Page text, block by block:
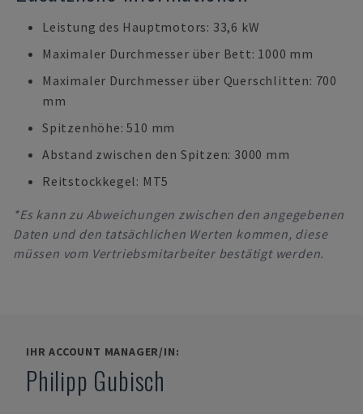
Leistung des Hauptmotors: 33,6 kW
Maximaler Durchmesser über Bett: 1000 mm
Maximaler Durchmesser über Querschlitten: 700
mm
Spitzenhöhe: 510 mm
Abstand zwischen den Spitzen: 3000 mm
Reitstockkegel: MT5
*Es kann zu Abweichungen zwischen den angegebenen
Daten und den tatsächlichen Werten kommen, diese
müssen vom Vertriebsmitarbeiter bestätigt werden.
IHR ACCOUNT MANAGER/IN:
Philipp Gubisch